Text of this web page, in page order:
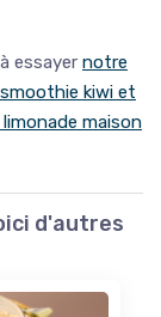
essayer notre
kiwi et
maison
d'autres